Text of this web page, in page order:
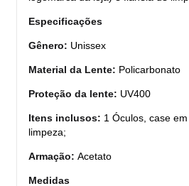
Especificações
Gênero: Unissex
Material da Lente: Policarbonato
Proteção da lente: UV400
Itens inclusos: 1 Óculos, case
limpeza;
Armação: Acetato
Medidas